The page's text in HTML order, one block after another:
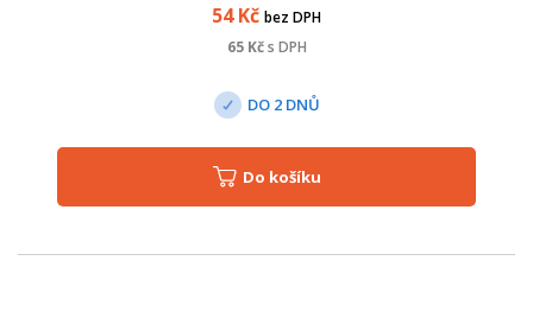
54Kč bez DPH
65Kč s DPH
DO 2 DNŮ
Do košíku